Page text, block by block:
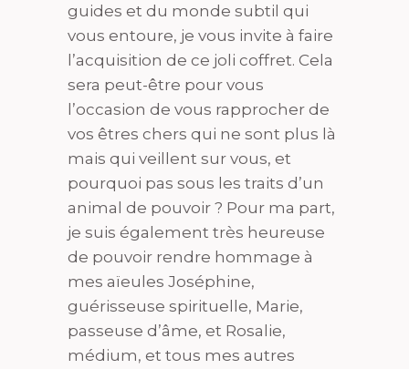
guides et du monde subtil qui
vous entoure, je vous invite à faire
l’acquisition de ce joli coffret. Cela
sera peut-être pour vous
l’occasion de vous rapprocher de
vos êtres chers qui ne sont plus là
mais qui veillent sur vous, et
pourquoi pas sous les traits d’un
animal de pouvoir ? Pour ma part,
je suis également très heureuse
de pouvoir rendre hommage à
mes aïeules Joséphine,
guérisseuse spirituelle, Marie,
passeuse d’âme, et Rosalie,
médium, et tous mes autres